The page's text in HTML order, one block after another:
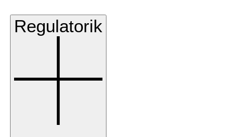
Regulatorik